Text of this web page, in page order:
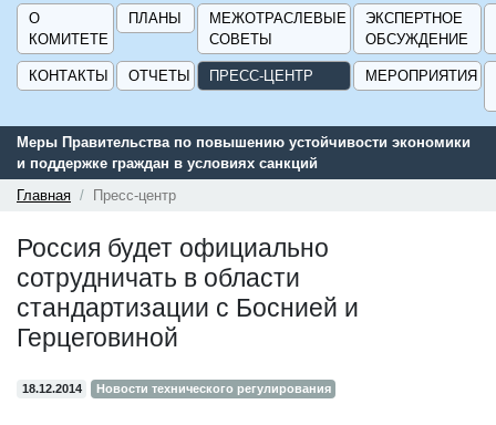
О
КОМИТЕТЕ
ПЛАНЫ
МЕЖОТРАСЛЕВЫЕ
СОВЕТЫ
ЭКСПЕРТНОЕ
ОБСУЖДЕНИЕ
КОНТАКТЫ ОТЧЕТЫ ПРЕСС-ЦЕНТР МЕРОПРИЯТИЯ
Меры Правительства по повышению устойчивости экономики
и поддержке граждан в условиях санкций
Главная
Пресс-центр
Россия будет официально
сотрудничать в области
стандартизации с Боснией и
Герцеговиной
18.12.2014 Новости технического регулирования